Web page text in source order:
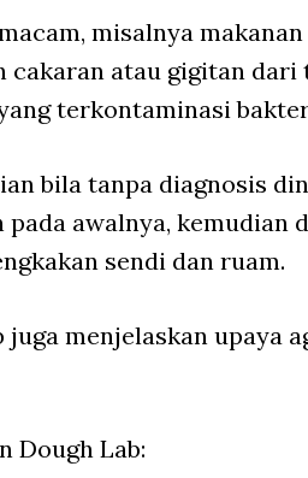
misalnya
atau gigitan dari
terkontaminasi
bila tanpa diagnosis
awalnya, kemudian
sendi dan ruam.
menjelaskan upaya
Dough Lab: